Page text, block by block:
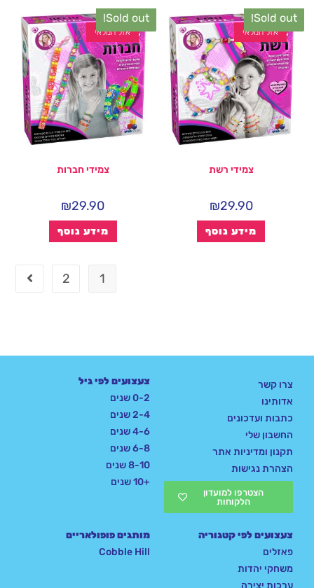
Sold out!
אזל המלאי
צמידי רשת
₪29.90
מידע נוסף
Sold out!
אזל המלאי
צמידי חברות
₪29.90
מידע נוסף
1
2
צרו קשר
אדותינו
כתבות ועדכונים
החשבון שלי
תקנון ומדיניות אתר
הצהרת נגישות
הצטרפו למועדון
הלקוחות
צעצועים לפי גיל
0-2 שנים
2-4 שנים
4-6 שנים
6-8 שנים
8-10 שנים
+10 שנים
צעצועים לפי קטגוריה
פאזלים
משחקי יהדות
ערכות יצירה
מותגים פופולאריים
Cobble Hill